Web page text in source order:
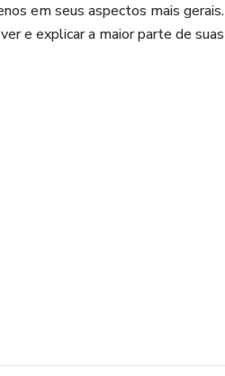
em seus aspectos mais gerais.
e explicar a maior parte de suas